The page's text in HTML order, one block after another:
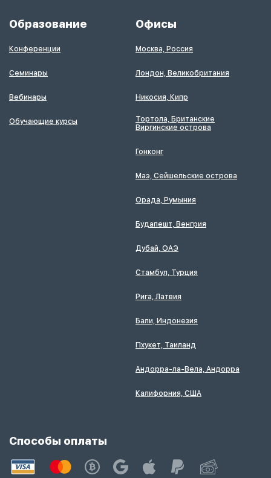
Образование
Конференции
Семинары
Вебинары
Обучающие курсы
Офисы
Москва, Россия
Лондон, Великобритания
Никосия, Кипр
Тортола, Британские
Виргинские острова
Гонконг
Маэ, Сейшельские острова
Орада, Румыния
Будапешт, Венгрия
Дубай, ОАЭ
Стамбул, Турция
Рига, Латвия
Бали, Индонезия
Пхукет, Таиланд
Андорра-ла-Вела, Андорра
Калифорния, США
Способы оплаты